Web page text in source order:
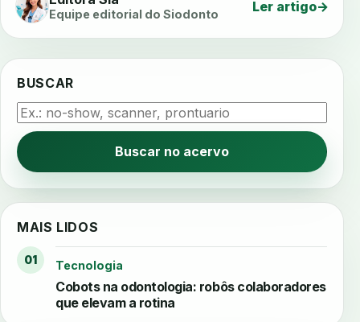
Equipe editorial do Siodonto Ler artigo→
BUSCAR
Buscar no acervo
MAIS LIDOS
01 Tecnologia
Cobots na odontologia: robôs colaboradores
que elevam a rotina